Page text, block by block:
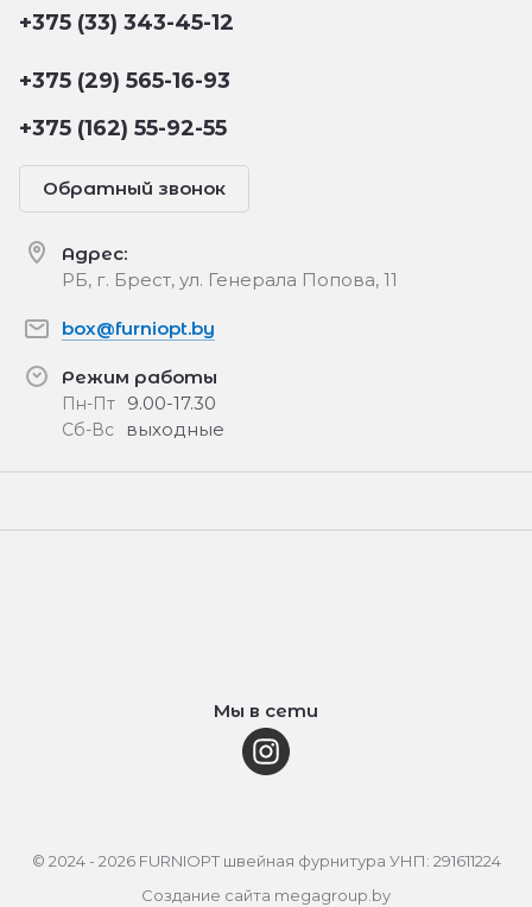
+375 (33) 343-45-12
+375 (29) 565-16-93
+375 (162) 55-92-55
Обратный звонок
Адрес:
РБ, г. Брест, ул. Генерала Попова, 11
box@furniopt.by
Режим работы
Пн-Пт 9.00-17.30
Сб-Вс выходные
Мы в сети
© 2024 - 2026 FURNIOPT швейная фурнитура УНП: 291611224
Создание сайта megagroup.by